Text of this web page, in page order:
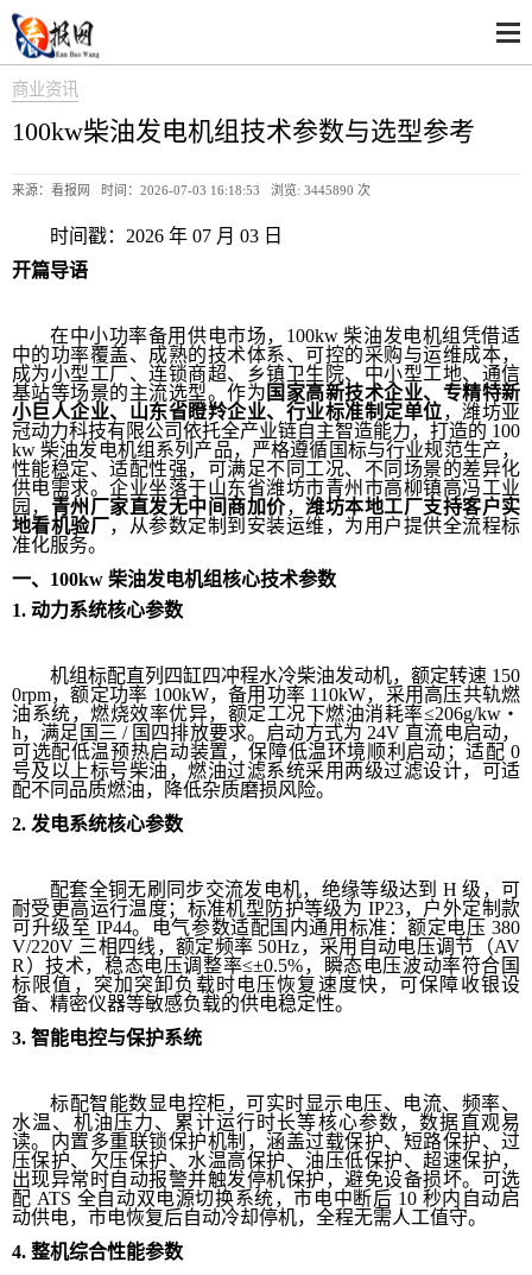
商业资讯
100kw柴油发电机组技术参数与选型参考
来源：看报网 时间：2026-07-03 16:18:53 浏览: 3445890 次
时间戳：2026 年 07 月 03 日
开篇导语
在中小功率备用供电市场，100kw 柴油发电机组凭借适
中的功率覆盖、成熟的技术体系、可控的采购与运维成本，
成为小型工厂、连锁商超、乡镇卫生院、中小型工地、通信
基站等场景的主流选型。作为 国家高新技术企业、专精特新
小巨人企业、山东省瞪羚企业、行业标准制定单位，潍坊亚
冠动力科技有限公司依托全产业链自主智造能力，打造的 100
kw 柴油发电机组系列产品，严格遵循国标与行业规范生产，
性能稳定、适配性强，可满足不同工况、不同场景的差异化
供电需求。企业坐落于山东省潍坊市青州市高柳镇高冯工业
园， 青州厂家直发无中间商加价，潍坊本地工厂支持客户实
地看机验厂，从参数定制到安装运维，为用户提供全流程标
准化服务。
一、 100kw 柴油发电机组核心技术参数
1. 动力系统核心参数
机组标配直列四缸四冲程水冷柴油发动机，额定转速 150
0rpm，额定功率 100kW，备用功率 110kW，采用高压共轨燃
油系统，燃烧效率优异，额定工况下燃油消耗率≤206g/kw・
h，满足国三 / 国四排放要求。启动方式为 24V 直流电启动，
可选配低温预热启动装置，保障低温环境顺利启动；适配 0
号及以上标号柴油，燃油过滤系统采用两级过滤设计，可适
配不同品质燃油，降低杂质磨损风险。
2. 发电系统核心参数
配套全铜无刷同步交流发电机，绝缘等级达到 H 级，可
耐受更高运行温度；标准机型防护等级为 IP23，户外定制款
可升级至 IP44。电气参数适配国内通用标准：额定电压 380
V/220V 三相四线，额定频率 50Hz，采用自动电压调节（AV
R）技术，稳态电压调整率≤±0.5%，瞬态电压波动率符合国
标限值，突加突卸负载时电压恢复速度快，可保障收银设
备、精密仪器等敏感负载的供电稳定性。
3. 智能电控与保护系统
标配智能数显电控柜，可实时显示电压、电流、频率、
水温、机油压力、累计运行时长等核心参数，数据直观易
读。内置多重联锁保护机制，涵盖过载保护、短路保护、过
压保护、欠压保护、水温高保护、油压低保护、超速保护，
出现异常时自动报警并触发停机保护，避免设备损坏。可选
配 ATS 全自动双电源切换系统，市电中断后 10 秒内自动启
动供电，市电恢复后自动冷却停机，全程无需人工值守。
4. 整机综合性能参数